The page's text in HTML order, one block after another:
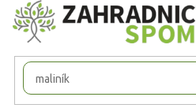
Přejít
na
obsah